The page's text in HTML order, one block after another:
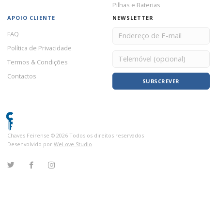
Pilhas e Baterias
APOIO CLIENTE
FAQ
Política de Privacidade
Termos & Condições
Contactos
NEWSLETTER
SUBSCREVER
Chaves Feirense © 2026 Todos os direitos reservados
Desenvolvido por WeLove Studio